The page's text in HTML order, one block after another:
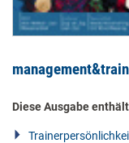
Diese Ausgabe